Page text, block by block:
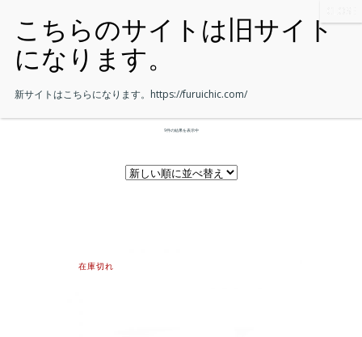
9件の結果を表示中
在庫切れ
新サイトはこちらになります。 https://furuichic.com/